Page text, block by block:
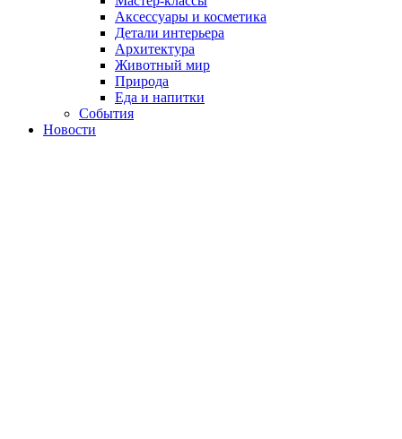
Аксессуары и косметика
Детали интерьера
Архитектура
Животный мир
Природа
Еда и напитки
События
Новости